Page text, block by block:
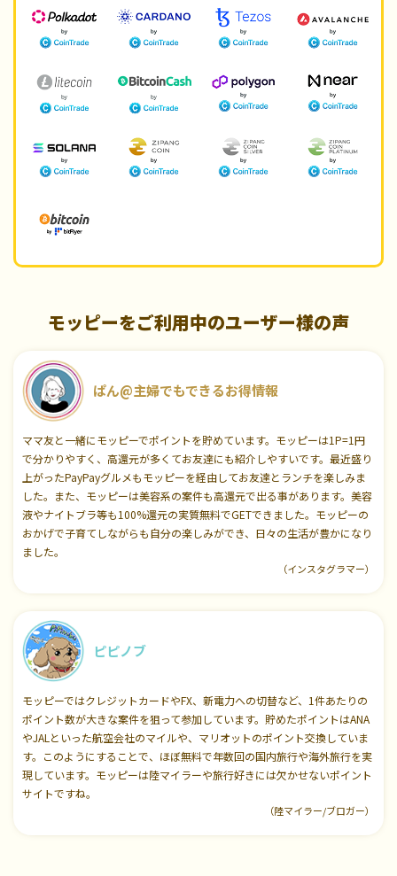
モッピーをご利用中のユーザー様の声
ぱん@主婦でもできるお得情報
ママ友と一緒にモッピーでポイントを貯めています。モッピーは1P=1円
で分かりやすく、高還元が多くてお友達にも紹介しやすいです。最近盛り
上がったPayPayグルメもモッピーを経由してお友達とランチを楽しみま
した。また、モッピーは美容系の案件も高還元で出る事があります。美容
液やナイトブラ等も100%還元の実質無料でGETできました。モッピーの
おかげで子育てしながらも自分の楽しみができ、日々の生活が豊かになり
ました。
（インスタグラマー）
ピピノブ
モッピーではクレジットカードやFX、新電力への切替など、1件あたりの
ポイント数が大きな案件を狙って参加しています。貯めたポイントはANA
やJALといった航空会社のマイルや、マリオットのポイント交換していま
す。このようにすることで、ほぼ無料で年数回の国内旅行や海外旅行を実
現しています。モッピーは陸マイラーや旅行好きには欠かせないポイント
サイトですね。
（陸マイラー/ブロガー）